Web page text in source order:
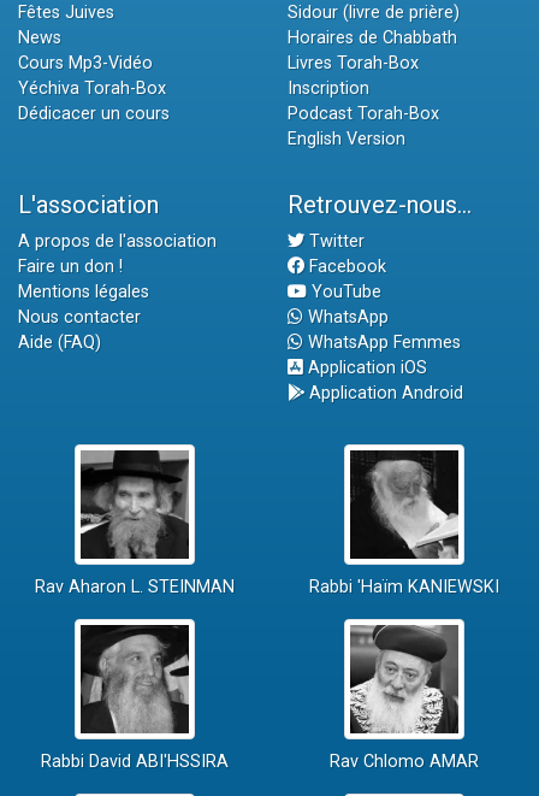
Fêtes Juives
News
Cours Mp3-Vidéo
Yéchiva Torah-Box
Dédicacer un cours
Sidour (livre de prière)
Horaires de Chabbath
Livres Torah-Box
Inscription
Podcast Torah-Box
English Version
L'association
A propos de l'association
Faire un don !
Mentions légales
Nous contacter
Aide (FAQ)
Retrouvez-nous...
Twitter
Facebook
YouTube
WhatsApp
WhatsApp Femmes
Application iOS
Application Android
Rav Aharon L. STEINMAN Rabbi 'Haïm KANIEWSKI
Rabbi David ABI'HSSIRA Rav Chlomo AMAR